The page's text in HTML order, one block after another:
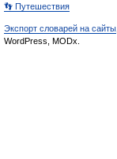
👣 Путешествия
Экспорт словарей на сайты
WordPress, MODx.